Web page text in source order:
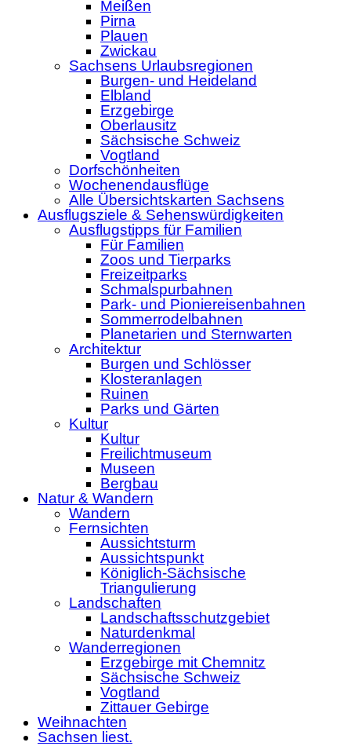
Meißen
Pirna
Plauen
Zwickau
Sachsens Urlaubsregionen
Burgen- und Heideland
Elbland
Erzgebirge
Oberlausitz
Sächsische Schweiz
Vogtland
Dorfschönheiten
Wochenendausflüge
Alle Übersichtskarten Sachsens
Ausflugsziele & Sehenswürdigkeiten
Ausflugstipps für Familien
Für Familien
Zoos und Tierparks
Freizeitparks
Schmalspurbahnen
Park- und Pioniereisenbahnen
Sommerrodelbahnen
Planetarien und Sternwarten
Architektur
Burgen und Schlösser
Klosteranlagen
Ruinen
Parks und Gärten
Kultur
Kultur
Freilichtmuseum
Museen
Bergbau
Natur & Wandern
Wandern
Fernsichten
Aussichtsturm
Aussichtspunkt
Königlich-Sächsische
Triangulierung
Landschaften
Landschaftsschutzgebiet
Naturdenkmal
Wanderregionen
Erzgebirge mit Chemnitz
Sächsische Schweiz
Vogtland
Zittauer Gebirge
Weihnachten
Sachsen liest.